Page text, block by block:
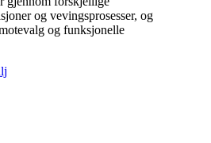
og vevingsprosesser, og
og funksjonelle